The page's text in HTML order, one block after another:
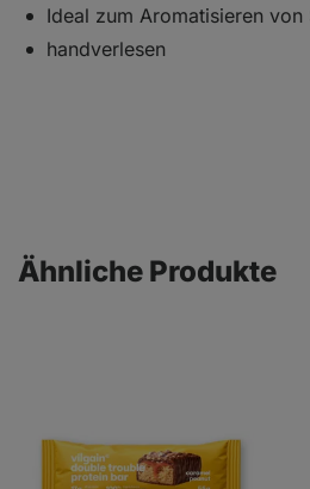
Ideal zum Aromatisieren von
handverlesen
Ähnliche Produkte